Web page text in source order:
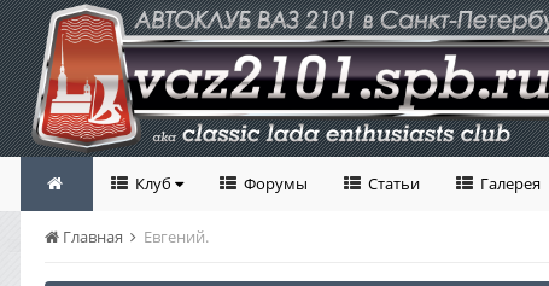
Клуб Форумы Статьи Галерея
Главная Евгений.